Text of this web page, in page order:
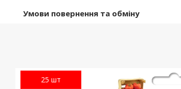
Умови повернення та обміну
25 шт